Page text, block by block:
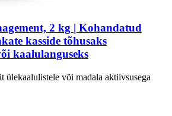
2 kg | Kohandatud
kasside tõhusaks
kaalulanguseks
ülekaalulistele või madala aktiivsusega